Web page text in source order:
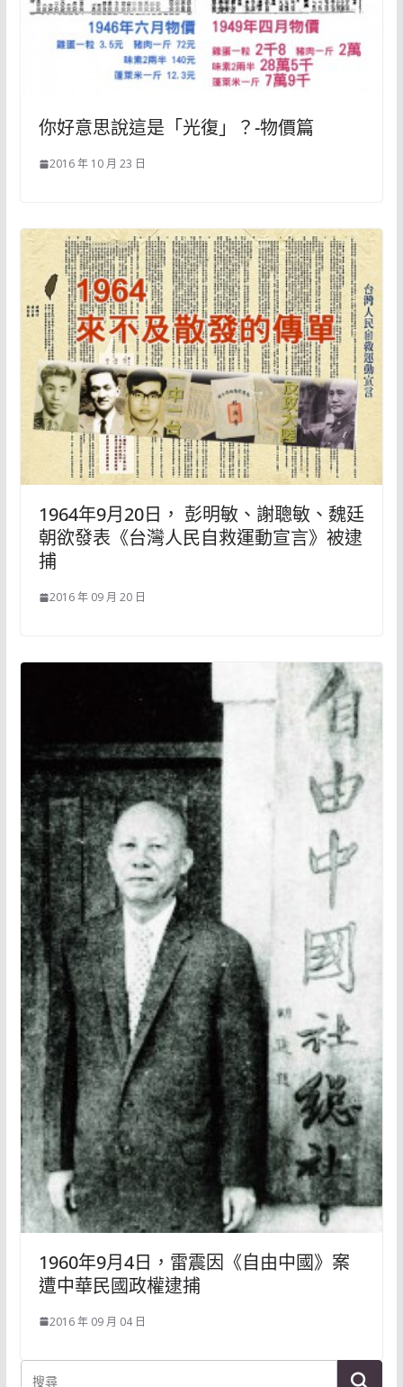
你好意思說這是「光復」？-物價篇
2016 年 10 月 23 日
1964年9月20日， 彭明敏、謝聰敏、魏廷
朝欲發表《台灣人民自救運動宣言》被逮
捕
2016 年 09 月 20 日
1960年9月4日，雷震因《自由中國》案
遭中華民國政權逮捕
2016 年 09 月 04 日